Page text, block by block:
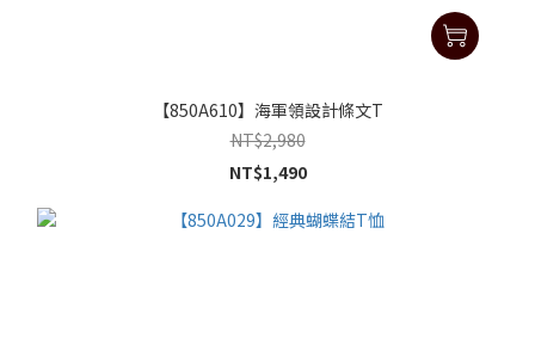
【850A610】海軍領設計條文T
NT$2,980
NT$1,490